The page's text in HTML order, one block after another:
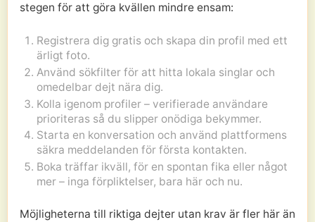
stegen för att göra kvällen mindre ensam:
Registrera dig gratis och skapa din profil med ett
ärligt foto.
Använd sökfilter för att hitta lokala singlar och
omedelbar dejt nära dig.
Kolla igenom profiler – verifierade användare
prioriteras så du slipper onödiga bekymmer.
Starta en konversation och använd plattformens
säkra meddelanden för första kontakten.
Boka träffar ikväll, för en spontan fika eller något
mer – inga förpliktelser, bara här och nu.
Möjligheterna till riktiga dejter utan krav är fler här än